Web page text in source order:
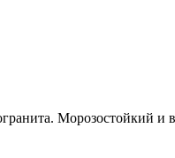
Морозостойкий и